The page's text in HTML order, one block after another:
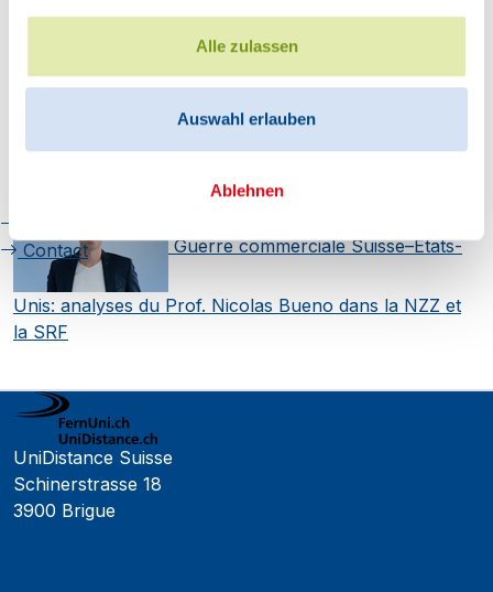
Alle zulassen
Auswahl erlauben
Ablehnen
Faculté de psychologie
économiques
Faculté d'histoire
Contact
Deepfakes et droit pénal : une
journée d’étude réunit chercheurs et praticiens à
Désinformation, IA,
plateformes : qui contrôle le numérique ?
Guerre commerciale Suisse–États-
Unis: analyses du Prof. Nicolas Bueno dans la NZZ et
la SRF
UniDistance Suisse
Schinerstrasse 18
3900 Brigue